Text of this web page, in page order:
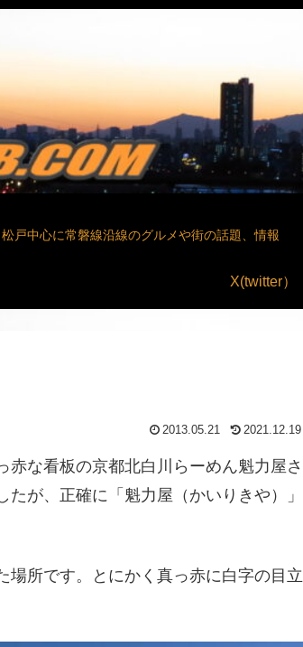
戸中心に常磐線沿線のグルメや街の話題、情報
X(twitter）
2013.05.21 2021.12.19
な看板の京都北白川らーめん魁力屋さ
が、正確に「魁力屋（かいりきや）」
場所です。とにかく真っ赤に白字の目立